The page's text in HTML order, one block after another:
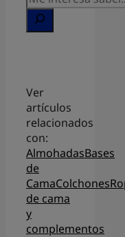
Ver
artículos
relacionados
con:
AlmohadasBases
de
CamaColchones
de cama
y
complementos